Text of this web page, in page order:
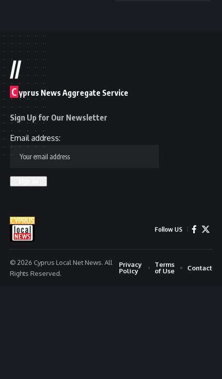
//
C yprus News Aggregate Service
Sign Up for Our Newsletter
Email address:
Follow US
© 2026 Cyprus Local Net News. All
Rights Reserved.
Privacy
Policy
Terms
of Use
Contact